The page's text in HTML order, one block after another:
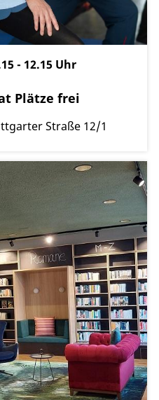
- 12.15 Uhr
Plätze frei
Straße 12/1